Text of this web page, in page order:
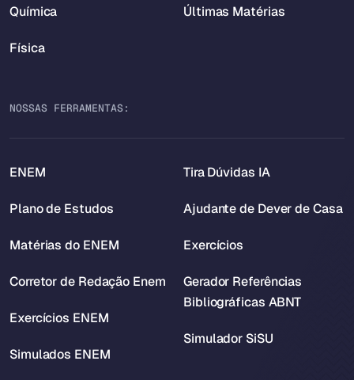
Química
Física
Últimas Matérias
NOSSAS FERRAMENTAS:
ENEM
Plano de Estudos
Matérias do ENEM
Corretor de Redação Enem
Exercícios ENEM
Simulados ENEM
Tira Dúvidas IA
Ajudante de Dever de Casa
Exercícios
Gerador Referências
Bibliográficas ABNT
Simulador SiSU